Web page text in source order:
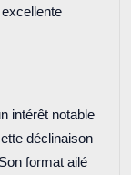
intérêt notable
déclinaison
format ailé